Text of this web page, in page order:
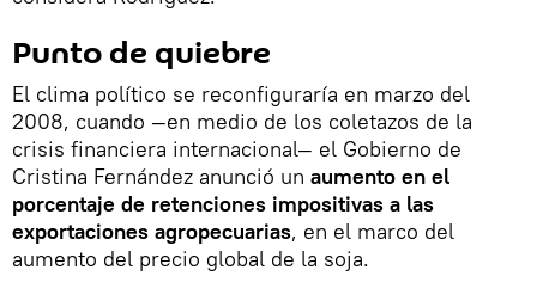
Punto de quiebre
El clima político se reconfiguraría en marzo del
2008, cuando —en medio de los coletazos de la
crisis financiera internacional— el Gobierno de
Cristina Fernández anunció un aumento en el
porcentaje de retenciones impositivas a las
exportaciones agropecuarias, en el marco del
aumento del precio global de la soja.